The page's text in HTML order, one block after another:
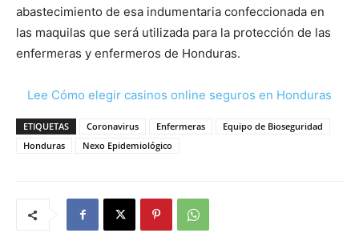
abastecimiento de esa indumentaria confeccionada en
las maquilas que será utilizada para la protección de las
enfermeras y enfermeros de Honduras.
Lee Cómo elegir casinos online seguros en Honduras
ETIQUETAS Coronavirus Enfermeras
Equipo de Bioseguridad
Honduras
Nexo Epidemiológico